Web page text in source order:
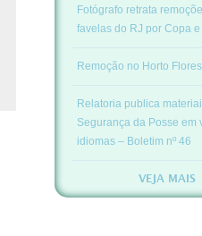
Fotógrafo retrata
favelas do RJ por Copa
Remoção no Horto
Relatoria publica
Segurança da Posse em
idiomas – Boletim nº 46
VEJA MAIS